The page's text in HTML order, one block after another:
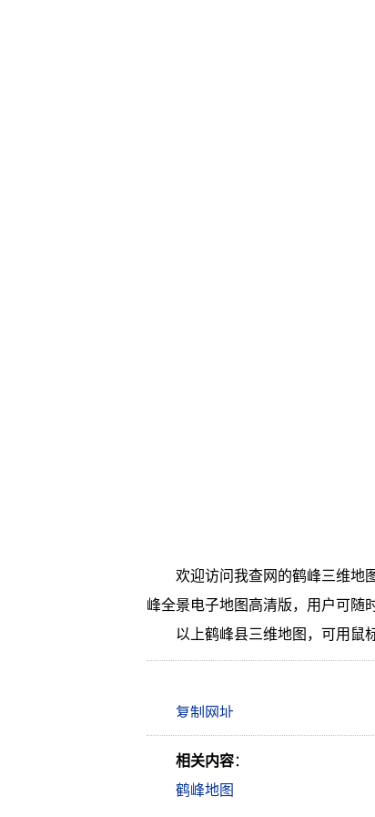
欢迎访问我查网的鹤峰三维地
峰全景电子地图高清版，用户可随
以上鹤峰县三维地图，可用鼠
相关内容：
鹤峰地图